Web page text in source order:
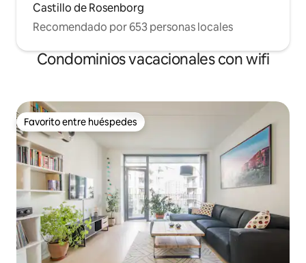
Castillo de Rosenborg
Recomendado por 653 personas locales
Condominios vacacionales con wifi
Favorito entre huéspedes
Favorito entre huéspedes